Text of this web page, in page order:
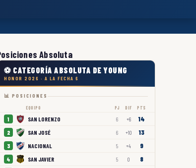
Absoluta
⚽ CATEGORÍA ABSOLUTA DE YOUNG
HONOR 2026 · A LA FECHA 6
📊 POSICIONES
EQUIPO PJ DIF PTS
1 SAN LORENZO 6 +6 14
2 SAN JOSÉ 6 +10 13
3 NACIONAL 5 +4 9
4 SAN JAVIER 5 0 8